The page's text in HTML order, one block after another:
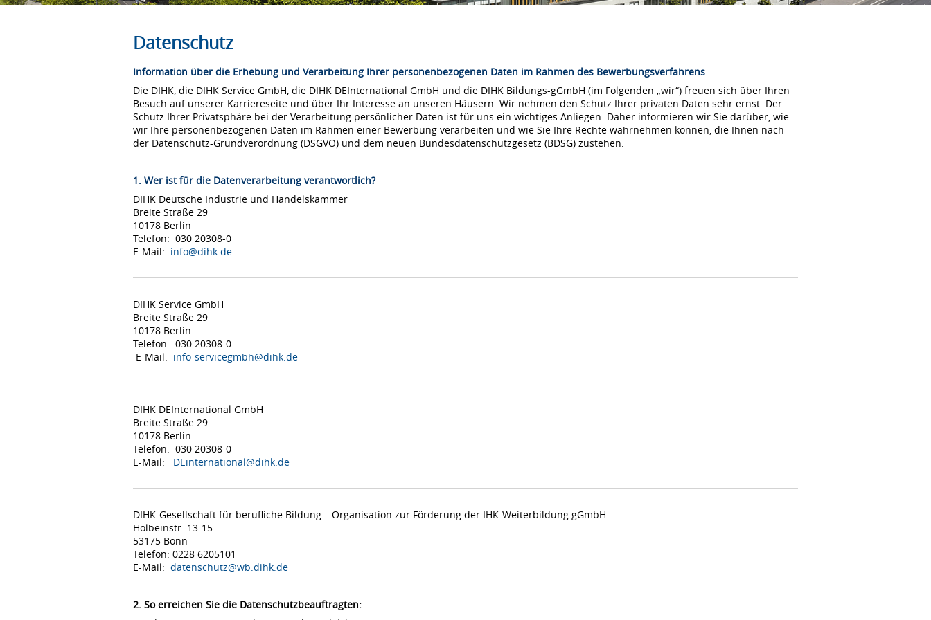
Datenschutz
Information über die Erhebung und Verarbeitung Ihrer personenbezogenen Daten im Rahmen des Bewerbungsverfahrens
Die DIHK, die DIHK Service GmbH, die DIHK DEInternational GmbH und die DIHK Bildungs-gGmbH (im Folgenden „wir“) freuen sich über Ihren
Besuch auf unserer Karriereseite und über Ihr Interesse an unseren Häusern. Wir nehmen den Schutz Ihrer privaten Daten sehr ernst. Der
Schutz Ihrer Privatsphäre bei der Verarbeitung persönlicher Daten ist für uns ein wichtiges Anliegen. Daher informieren wir Sie darüber, wie
wir Ihre personenbezogenen Daten im Rahmen einer Bewerbung verarbeiten und wie Sie Ihre Rechte wahrnehmen können, die Ihnen nach
der Datenschutz-Grundverordnung (DSGVO) und dem neuen Bundesdatenschutzgesetz (BDSG) zustehen.
1. Wer ist für die Datenverarbeitung verantwortlich?
DIHK Deutsche Industrie und Handelskammer
Breite Straße 29
10178 Berlin
Telefon: 030 20308-0
E-Mail: info@dihk.de
DIHK Service GmbH
Breite Straße 29
10178 Berlin
Telefon: 030 20308-0
E-Mail: info-servicegmbh@dihk.de
DIHK DEInternational GmbH
Breite Straße 29
10178 Berlin
Telefon: 030 20308-0
E-Mail: DEinternational@dihk.de
DIHK-Gesellschaft für berufliche Bildung – Organisation zur Förderung der IHK-Weiterbildung gGmbH
Holbeinstr. 13-15
53175 Bonn
Telefon: 0228 6205101
E-Mail: datenschutz@wb.dihk.de
2. So erreichen Sie die Datenschutzbeauftragten: